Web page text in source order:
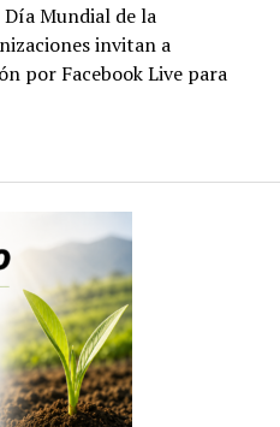
Mundial de la
invitan a
por Facebook Live para